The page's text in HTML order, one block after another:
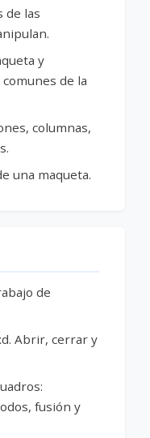
de las
y
de la
columnas,
una maqueta.
de
Abrir, cerrar y
fusión y